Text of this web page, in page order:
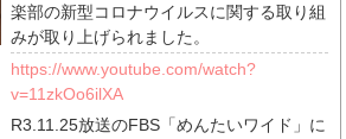
楽部の新型コロナウイルスに関する取り組
みが取り上げられました。
https://www.youtube.com/watch?
v=11zkOo6ilXA
R3.11.25放送のFBS「めんたいワイド」に